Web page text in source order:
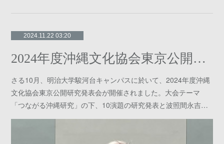
2024.11.22 03:20
2024年度沖縄文化協会東京公開研究発表会報告
さる10月、明治大学駿河台キャンパスに於いて、2024年度沖縄
文化協会東京公開研究発表会が開催されました。大会テーマ
「つながる沖縄研究」の下、10演題の研究発表と波照間永吉…